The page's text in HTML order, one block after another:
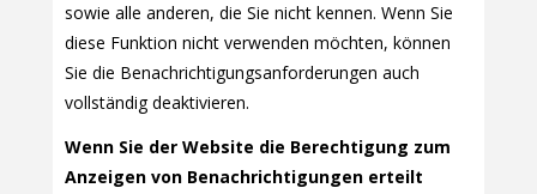
sowie alle anderen, die Sie nicht kennen. Wenn Sie
diese Funktion nicht verwenden möchten, können
Sie die Benachrichtigungsanforderungen auch
vollständig deaktivieren.
Wenn Sie der Website die Berechtigung zum
Anzeigen von Benachrichtigungen erteilt